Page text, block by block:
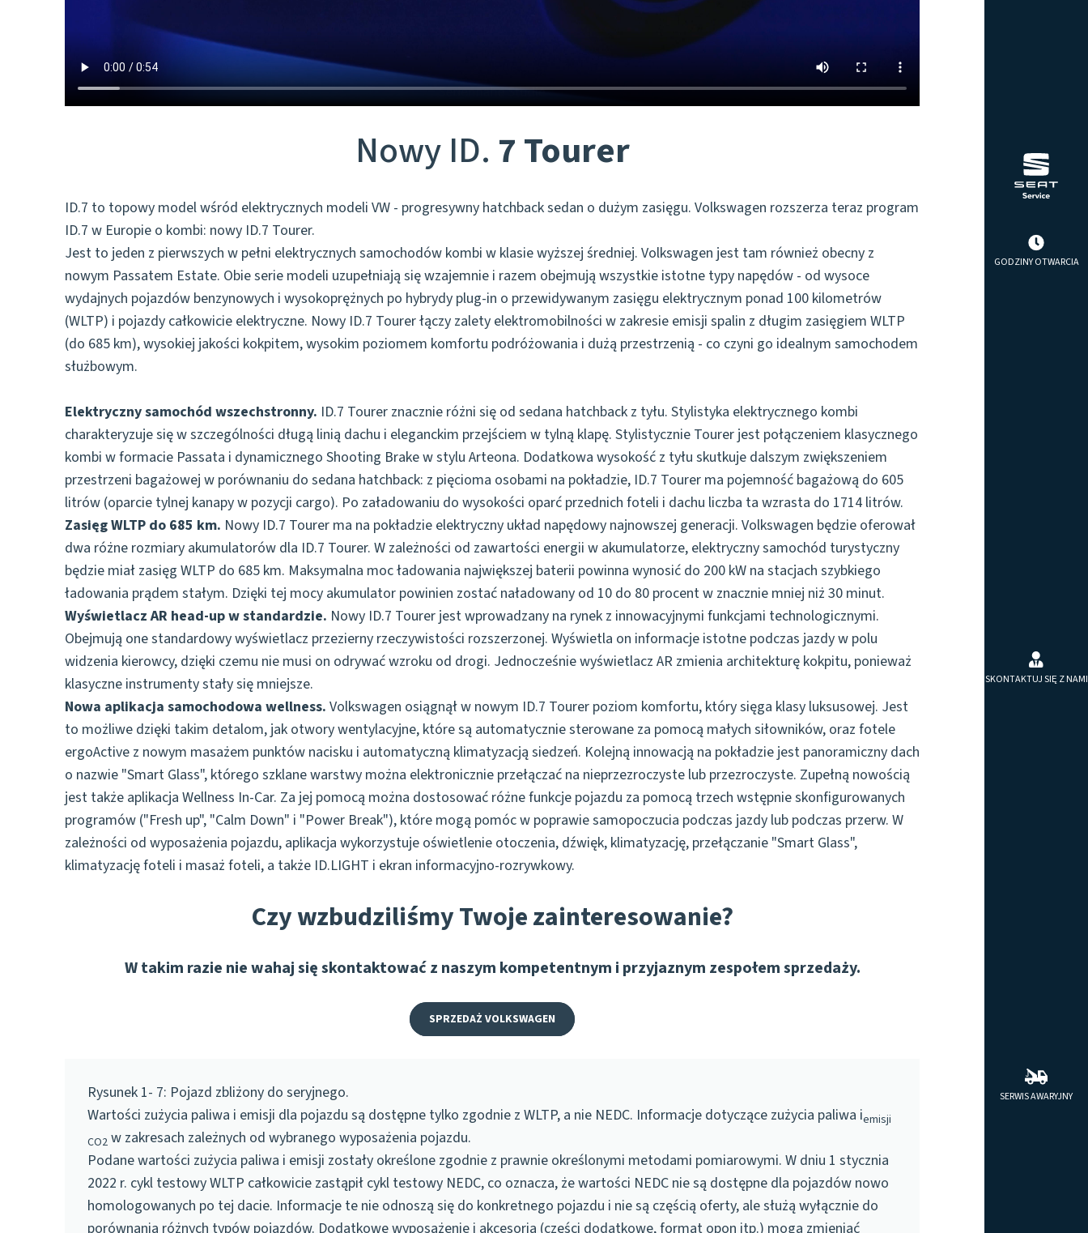
GODZINY OTWARCIA
SKONTAKTUJ SIĘ Z NAMI
SERWIS AWARYJNY
Nowy ID. 7 Tourer
ID.7 to topowy model wśród elektrycznych modeli VW - progresywny hatchback sedan o dużym zasięgu. Volkswagen rozszerza teraz program
ID.7 w Europie o kombi: nowy ID.7 Tourer.
Jest to jeden z pierwszych w pełni elektrycznych samochodów kombi w klasie wyższej średniej. Volkswagen jest tam również obecny z
nowym Passatem Estate. Obie serie modeli uzupełniają się wzajemnie i razem obejmują wszystkie istotne typy napędów - od wysoce
wydajnych pojazdów benzynowych i wysokoprężnych po hybrydy plug-in o przewidywanym zasięgu elektrycznym ponad 100 kilometrów
(WLTP) i pojazdy całkowicie elektryczne. Nowy ID.7 Tourer łączy zalety elektromobilności w zakresie emisji spalin z długim zasięgiem WLTP
(do 685 km), wysokiej jakości kokpitem, wysokim poziomem komfortu podróżowania i dużą przestrzenią - co czyni go idealnym samochodem
służbowym.
Elektryczny samochód wszechstronny. ID.7 Tourer znacznie różni się od sedana hatchback z tyłu. Stylistyka elektrycznego kombi
charakteryzuje się w szczególności długą linią dachu i eleganckim przejściem w tylną klapę. Stylistycznie Tourer jest połączeniem klasycznego
kombi w formacie Passata i dynamicznego Shooting Brake w stylu Arteona. Dodatkowa wysokość z tyłu skutkuje dalszym zwiększeniem
przestrzeni bagażowej w porównaniu do sedana hatchback: z pięcioma osobami na pokładzie, ID.7 Tourer ma pojemność bagażową do 605
litrów (oparcie tylnej kanapy w pozycji cargo). Po załadowaniu do wysokości oparć przednich foteli i dachu liczba ta wzrasta do 1714 litrów.
Zasięg WLTP do 685 km. Nowy ID.7 Tourer ma na pokładzie elektryczny układ napędowy najnowszej generacji. Volkswagen będzie oferował
dwa różne rozmiary akumulatorów dla ID.7 Tourer. W zależności od zawartości energii w akumulatorze, elektryczny samochód turystyczny
będzie miał zasięg WLTP do 685 km. Maksymalna moc ładowania największej baterii powinna wynosić do 200 kW na stacjach szybkiego
ładowania prądem stałym. Dzięki tej mocy akumulator powinien zostać naładowany od 10 do 80 procent w znacznie mniej niż 30 minut.
Wyświetlacz AR head-up w standardzie. Nowy ID.7 Tourer jest wprowadzany na rynek z innowacyjnymi funkcjami technologicznymi.
Obejmują one standardowy wyświetlacz przezierny rzeczywistości rozszerzonej. Wyświetla on informacje istotne podczas jazdy w polu
widzenia kierowcy, dzięki czemu nie musi on odrywać wzroku od drogi. Jednocześnie wyświetlacz AR zmienia architekturę kokpitu, ponieważ
klasyczne instrumenty stały się mniejsze.
Nowa aplikacja samochodowa wellness. Volkswagen osiągnął w nowym ID.7 Tourer poziom komfortu, który sięga klasy luksusowej. Jest
to możliwe dzięki takim detalom, jak otwory wentylacyjne, które są automatycznie sterowane za pomocą małych siłowników, oraz fotele
ergoActive z nowym masażem punktów nacisku i automatyczną klimatyzacją siedzeń. Kolejną innowacją na pokładzie jest panoramiczny dach
o nazwie "Smart Glass", którego szklane warstwy można elektronicznie przełączać na nieprzezroczyste lub przezroczyste. Zupełną nowością
jest także aplikacja Wellness In-Car. Za jej pomocą można dostosować różne funkcje pojazdu za pomocą trzech wstępnie skonfigurowanych
programów ("Fresh up", "Calm Down" i "Power Break"), które mogą pomóc w poprawie samopoczucia podczas jazdy lub podczas przerw. W
zależności od wyposażenia pojazdu, aplikacja wykorzystuje oświetlenie otoczenia, dźwięk, klimatyzację, przełączanie "Smart Glass",
klimatyzację foteli i masaż foteli, a także ID.LIGHT i ekran informacyjno-rozrywkowy.
Czy wzbudziliśmy Twoje zainteresowanie?
W takim razie nie wahaj się skontaktować z naszym kompetentnym i przyjaznym zespołem sprzedaży.
SPRZEDAŻ VOLKSWAGEN
Rysunek 1- 7: Pojazd zbliżony do seryjnego.
Wartości zużycia paliwa i emisji dla pojazdu są dostępne tylko zgodnie z WLTP, a nie NEDC. Informacje dotyczące zużycia paliwa iemisji
CO2 w zakresach zależnych od wybranego wyposażenia pojazdu.
Podane wartości zużycia paliwa i emisji zostały określone zgodnie z prawnie określonymi metodami pomiarowymi. W dniu 1 stycznia
2022 r. cykl testowy WLTP całkowicie zastąpił cykl testowy NEDC, co oznacza, że wartości NEDC nie są dostępne dla pojazdów nowo
homologowanych po tej dacie. Informacje te nie odnoszą się do konkretnego pojazdu i nie są częścią oferty, ale służą wyłącznie do
porównania różnych typów pojazdów. Dodatkowe wyposażenie i akcesoria (części dodatkowe, format opon itp.) mogą zmieniać